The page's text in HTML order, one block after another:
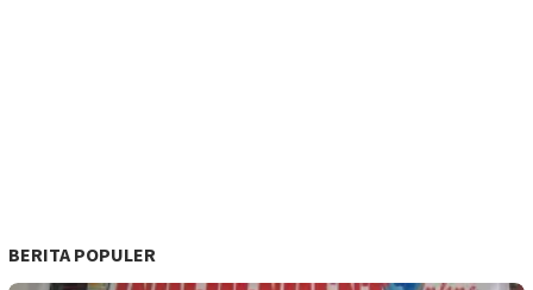
BERITA POPULER